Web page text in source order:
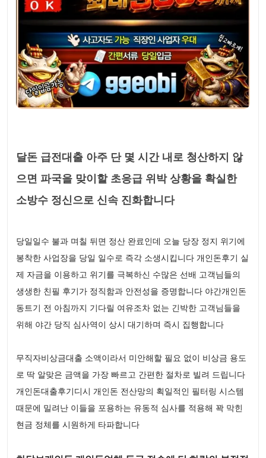
달돈 급전대출 아주 단 몇 시간 내로 청산하지 않
으면 파국을 맞이할 초응급 위박 상황을 확실한
소방수 정신으로 신속 진화합니다
당일일수 불과 며칠 뒤면 정산 완료인데 오늘 당장 정지 위기에
봉착한 사업장을 당일 일수로 즉각 소생시킵니다 개인돈후기 실
제 자금을 이용하고 위기를 극복하신 수많은 선배 고객님들의
생생한 친필 후기가 정직함과 안전성을 증명합니다 야간개인돈
동트기 전 아침까지 기다릴 여유조차 없는 긴박한 고객님들을
위해 야간 당직 심사역이 상시 대기하며 즉시 집행합니다
무직자비상금대출 소액이라서 미안해할 필요 없이 비상금 용도
로 딱 알맞은 금액을 가장 빠르고 간편한 절차로 빌려 드립니다
개인돈대출후기디시 개인돈 전산망의 획일적인 필터링 시스템
때문에 밀려난 이들을 포용하는 유동적 심사를 적용해 꽉 막힌
현금 정체를 시원하게 타파합니다